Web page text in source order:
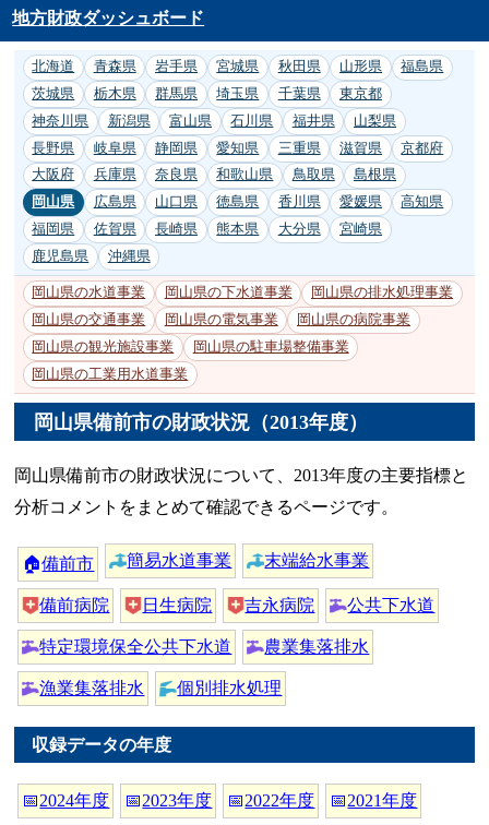
地方財政ダッシュボード
北海道 青森県 岩手県 宮城県 秋田県 山形県
福島県
茨城県
栃木県 群馬県 埼玉県 千葉県
東京都
神奈川県
新潟県 富山県 石川県 福井県
山梨県
長野県
岐阜県 静岡県 愛知県 三重県 滋賀県
京都府
大阪府
兵庫県 奈良県 和歌山県 鳥取県
島根県
岡山県
広島県 山口県 徳島県 香川県 愛媛県
高知県
福岡県
佐賀県 長崎県 熊本県 大分県
宮崎県
鹿児島県
沖縄県
岡山県の水道事業 岡山県の下水道事業
岡山県の排水処理事業
岡山県の交通事業
岡山県の電気事業
岡山県の病院事業
岡山県の観光施設事業
岡山県の駐車場整備事業
岡山県の工業用水道事業
岡山県備前市の財政状況（2013年度）
岡山県備前市の財政状況について、2013年度の主要指標と
分析コメントをまとめて確認できるページです。
🏠備前市 簡易水道事業 末端給水事業
備前病院 日生病院 吉永病院 公共下水道
特定環境保全公共下水道 農業集落排水
漁業集落排水 個別排水処理
収録データの年度
📅2024年度 📅2023年度 📅2022年度 📅2021年度